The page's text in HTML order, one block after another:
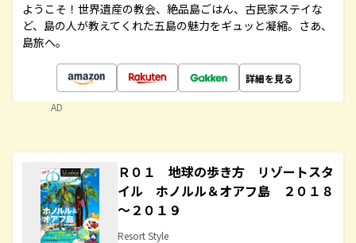
ようこそ！世界遺産の教会、絶品島ごはん、古民家ステイな
ど、島の人が教えてくれた五島の魅力をギュッと凝縮。さあ、
島旅へ。
詳細を見る
AD
Ｒ０１ 地球の歩き方 リゾートスタ
イル ホノルル＆オアフ島 ２０１８
～２０１９
Resort Style